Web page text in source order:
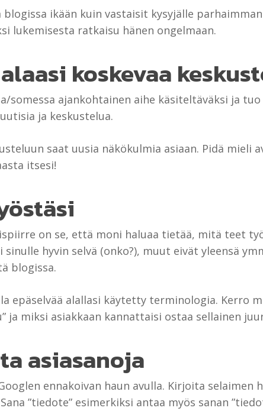
blogissa ikään kuin vastaisit kysyjälle
lukemisesta ratkaisu hänen ongelmaan.
koskevaa
somessa ajankohtainen aihe käsiteltäväksi ja
ja keskustelua.
saat uusia näkökulmia asiaan. Pidä mieli
itsesi!
on se, että moni haluaa tietää, mitä teet
sinulle hyvin selvä (onko?), muut eivät yleensä
blogissa.
epäselvää alallasi käytetty terminologia. Kerro
ja miksi asiakkaan kannattaisi ostaa sellainen
asiasanoja
ennakoivan haun avulla. Kirjoita
”tiedote” esimerkiksi antaa myös sanan